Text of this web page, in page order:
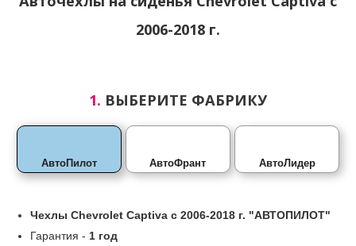
2006-2018 г.
1. ВЫБЕРИТЕ ФАБРИКУ
АвтоПилот АвтоФрант АвтоЛидер
Чехлы Chevrolet Captiva с 2006-2018 г. "АВТОПИЛОТ"
Гарантия - 1 год